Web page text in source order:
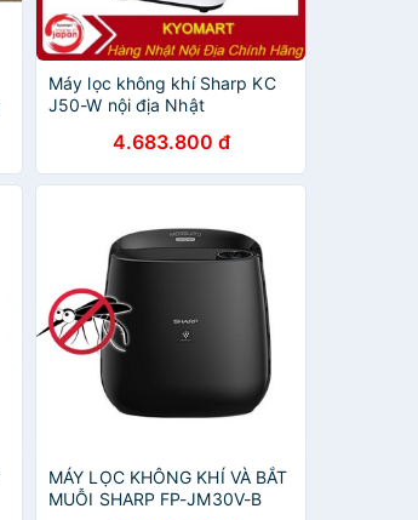
Máy lọc không khí Sharp KC
J50-W nội địa Nhật
4.683.800 đ
MÁY LỌC KHÔNG KHÍ VÀ BẮT
MUỖI SHARP FP-JM30V-B